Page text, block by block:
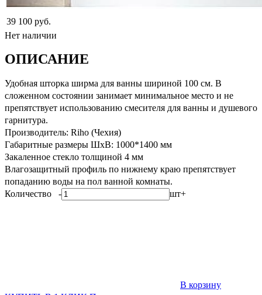
39 100 руб.
Нет наличии
ОПИСАНИЕ
Удобная шторка ширма для ванны шириной 100 см. В
сложенном состоянии занимает минимальное место и не
препятствует использованию смесителя для ванны и душевого
гарнитура.
Производитель: Riho (Чехия)
Габаритные размеры ШхВ: 1000*1400 мм
Закаленное стекло толщиной 4 мм
Влагозащитный профиль по нижнему краю препятствует
попаданию воды на пол ванной комнаты.
Количество - шт+
В корзину